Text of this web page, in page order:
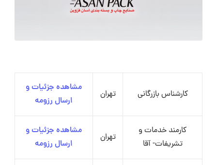
کارشناس بازرگانی تهران
مشاهده جزئیات و
ارسال رزومه
کارمند خدمات و
تشریفات- آقا
تهران
مشاهده جزئیات و
ارسال رزومه